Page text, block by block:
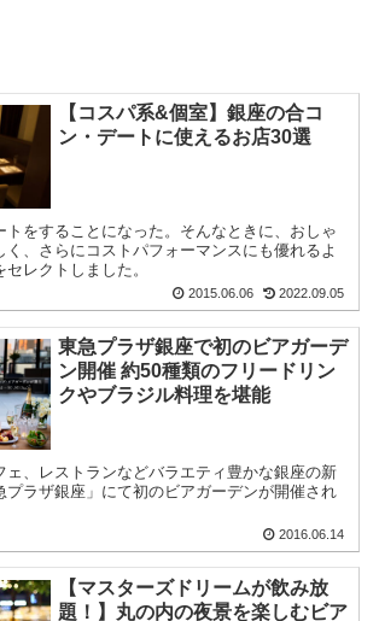
【コスパ系&個室】銀座の合コ
ン・デートに使えるお店30選
トをすることになった。そんなときに、おしゃ
く、さらにコストパフォーマンスにも優れるよ
レクトしました。
2015.06.06 2022.09.05
東急プラザ銀座で初のビアガーデ
ン開催 約50種類のフリードリン
クやブラジル料理を堪能
ェ、レストランなどバラエティ豊かな銀座の新
プラザ銀座」にて初のビアガーデンが開催され
2016.06.14
【マスターズドリームが飲み放
題！】丸の内の夜景を楽しむビア